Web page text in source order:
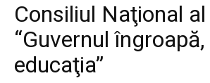
Consiliul Naţional
“Guvernul
educaţia”